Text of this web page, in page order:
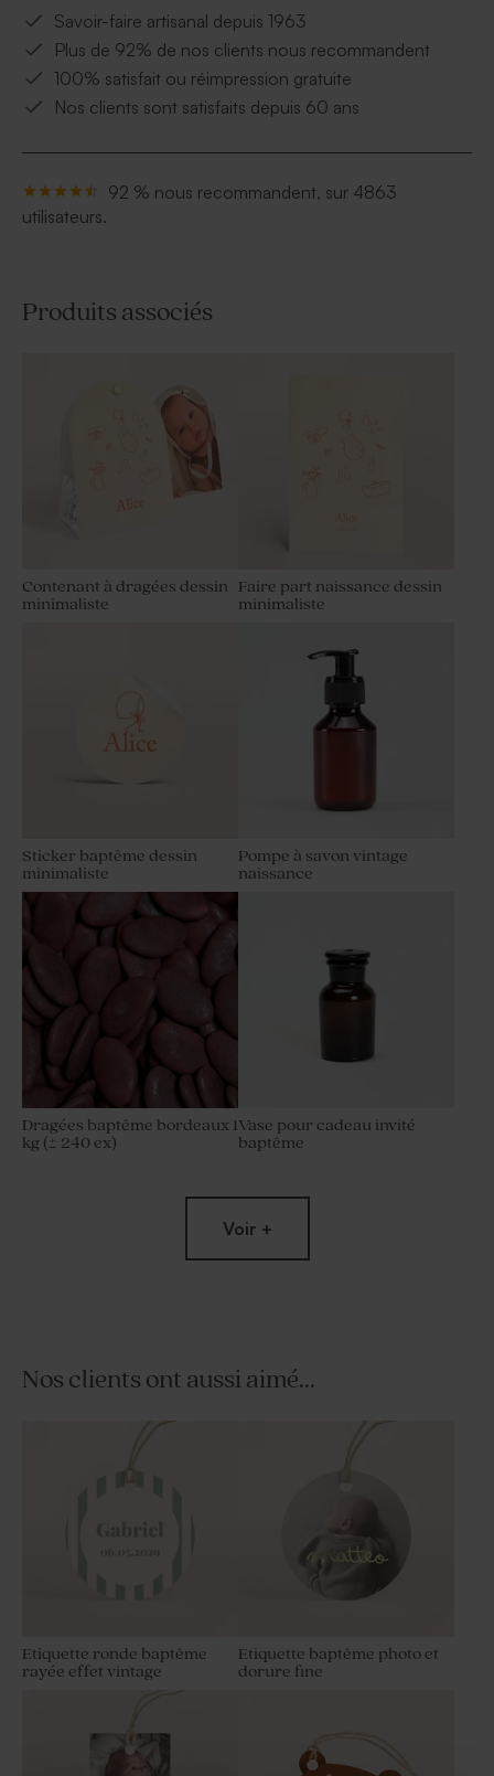
Savoir-faire artisanal depuis 1963
Plus de 92% de nos clients nous recommandent
100% satisfait ou réimpression gratuite
Nos clients sont satisfaits depuis 60 ans
92 % nous recommandent, sur 4863
utilisateurs.
Produits associés
Contenant à dragées dessin
minimaliste
Faire part naissance dessin
minimaliste
Sticker baptême dessin
minimaliste
Pompe à savon vintage
naissance
Dragées baptême bordeaux 1
kg (± 240 ex)
Vase pour cadeau invité
baptême
Fleurs séchées baptême -
Étui à dragées baptême
Boite à dragées baptême
Voir +
Nos clients ont aussi aimé...
Etiquette ronde baptême
rayée effet vintage
Etiquette baptême photo et
dorure fine